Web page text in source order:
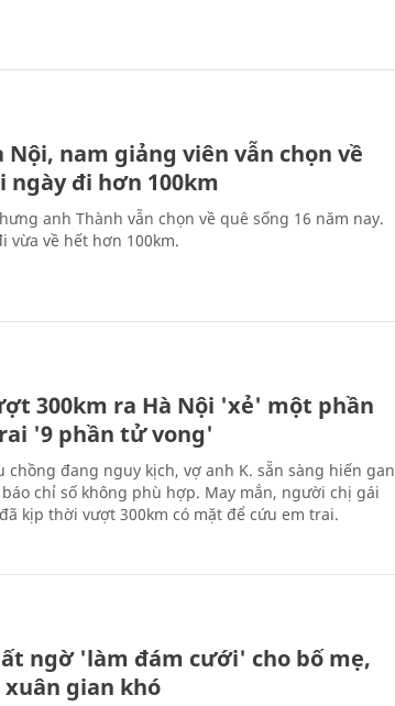
Nội, nam giảng viên vẫn chọn về
ngày đi hơn 100km
anh Thành vẫn chọn về quê sống 16 năm nay.
vừa về hết hơn 100km.
300km ra Hà Nội 'xẻ' một phần
'9 phần tử vong'
chồng đang nguy kịch, vợ anh K. sẵn sàng hiến gan
chỉ số không phù hợp. May mắn, người chị gái
kịp thời vượt 300km có mặt để cứu em trai.
ngờ 'làm đám cưới' cho bố mẹ,
gian khó